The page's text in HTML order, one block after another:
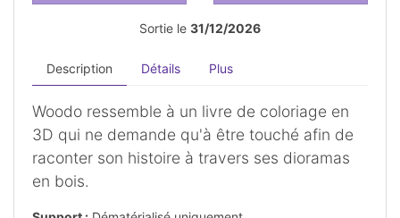
Sortie le 31/12/2026
Description Détails Plus
Woodo ressemble à un livre de coloriage en
3D qui ne demande qu'à être touché afin de
raconter son histoire à travers ses dioramas
en bois.